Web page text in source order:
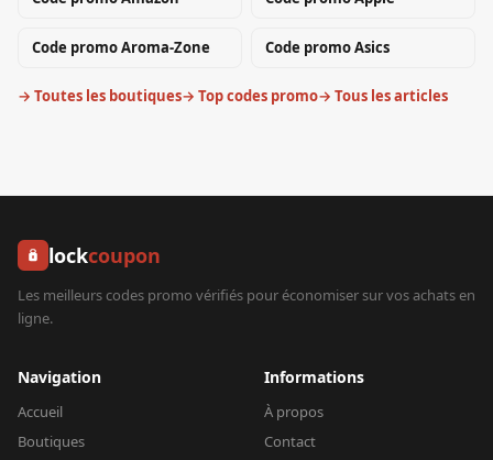
Code promoAroma-Zone Code promoAsics
→ Toutes les boutiques→ Top codes promo→ Tous les articles
lockcoupon
Les meilleurs codes promo vérifiés pour économiser sur vos achats en
ligne.
Navigation
Accueil
Boutiques
Informations
À propos
Contact